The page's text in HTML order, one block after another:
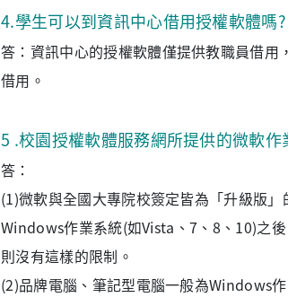
4.學生可以到資訊中心借用授權軟體嗎?
答：資訊中心的授權軟體僅提供教職員借用
借用。
5 .校園授權軟體服務網所提供的微軟
答：
(1)微軟與全國大專院校簽定皆為「升級版
Windows作業系統(如Vista、7、8、10)之
則沒有這樣的限制。
(2)品牌電腦、筆記型電腦一般為Windows